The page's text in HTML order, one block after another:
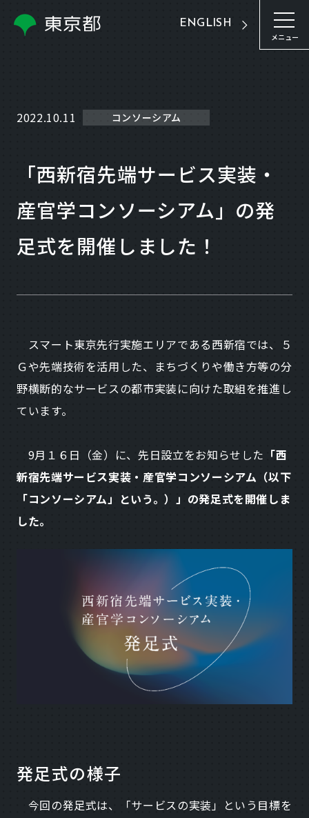
ENGLISH
メニュー
2022.10.11 コンソーシアム
「西新宿先端サービス実装・
産官学コンソーシアム」の発
足式を開催しました！
スマート東京先行実施エリアである西新宿では、５
Ｇや先端技術を活用した、まちづくりや働き方等の分
野横断的なサービスの都市実装に向けた取組を推進し
ています。
9月１６日（金）に、先日設立をお知らせした 「西
新宿先端サービス実装・産官学コンソーシアム（以下
「コンソーシアム」という。）」の発足式を開催しま
した。
発足式の様子
今回の発足式は、「サービスの実装」という目標を